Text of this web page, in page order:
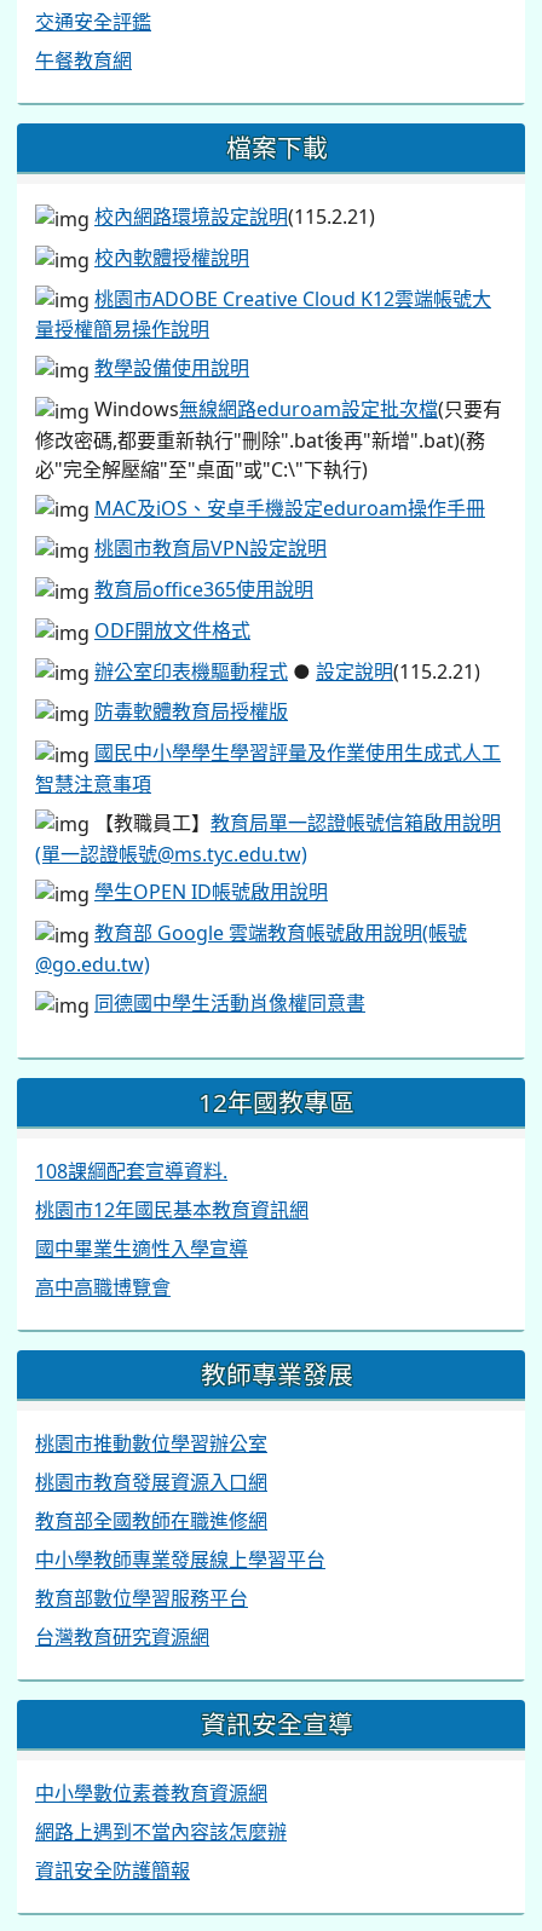
交通安全評鑑
午餐教育網
檔案下載
校內網路環境設定說明(115.2.21)
校內軟體授權說明
桃園市ADOBE Creative Cloud K12雲端帳號大
量授權簡易操作說明
教學設備使用說明
Windows無線網路eduroam設定批次檔(只要有
修改密碼,都要重新執行"刪除".bat後再"新增".bat)(務
必"完全解壓縮"至"桌面"或"C:\"下執行)
MAC及iOS、安卓手機設定eduroam操作手冊
桃園市教育局VPN設定說明
教育局office365使用說明
ODF開放文件格式
辦公室印表機驅動程式 ● 設定說明(115.2.21)
防毒軟體教育局授權版
國民中小學學生學習評量及作業使用生成式人工
智慧注意事項
【教職員工】 教育局單一認證帳號信箱啟用說明
(單一認證帳號@ms.tyc.edu.tw)
學生OPEN ID帳號啟用說明
教育部 Google 雲端教育帳號啟用說明(帳號
@go.edu.tw)
同德國中學生活動肖像權同意書
12年國教專區
108課綱配套宣導資料.
桃園市12年國民基本教育資訊網
國中畢業生適性入學宣導
高中高職博覽會
教師專業發展
桃園市推動數位學習辦公室
桃園市教育發展資源入口網
教育部全國教師在職進修網
中小學教師專業發展線上學習平台
教育部數位學習服務平台
台灣教育研究資源網
資訊安全宣導
中小學數位素養教育資源網
網路上遇到不當內容該怎麼辦
資訊安全防護簡報